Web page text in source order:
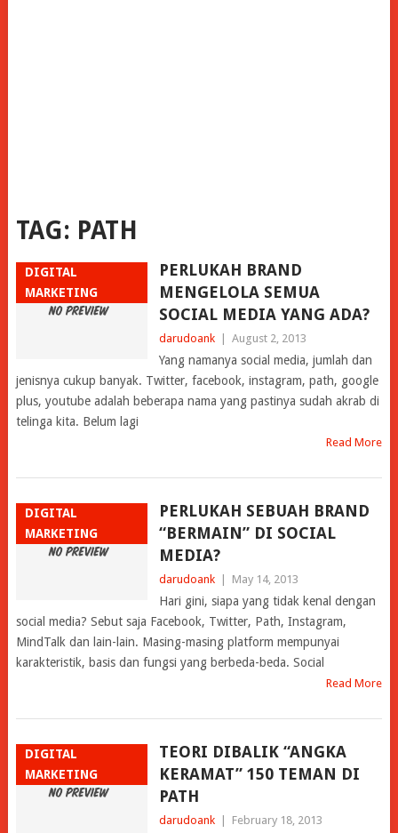
TAG: PATH
DIGITAL
MARKETING
PERLUKAH BRAND
MENGELOLA SEMUA
SOCIAL MEDIA YANG ADA?
darudoank August 2, 2013
Yang namanya social media, jumlah dan
jenisnya cukup banyak. Twitter, facebook, instagram, path, google
plus, youtube adalah beberapa nama yang pastinya sudah akrab di
telinga kita. Belum lagi
Read More
DIGITAL
MARKETING
PERLUKAH SEBUAH BRAND
“BERMAIN” DI SOCIAL
MEDIA?
darudoank May 14, 2013
Hari gini, siapa yang tidak kenal dengan
social media? Sebut saja Facebook, Twitter, Path, Instagram,
MindTalk dan lain-lain. Masing-masing platform mempunyai
karakteristik, basis dan fungsi yang berbeda-beda. Social
Read More
DIGITAL
MARKETING
TEORI DIBALIK “ANGKA
KERAMAT” 150 TEMAN DI
PATH
darudoank February 18, 2013